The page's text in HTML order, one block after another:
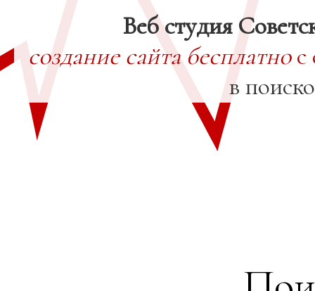
Веб студия
создание сайта бесплатнос
в